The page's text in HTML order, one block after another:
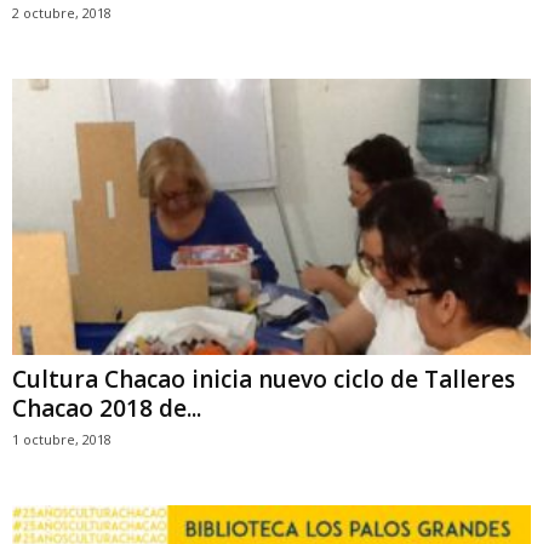
2 octubre, 2018
Cultura Chacao inicia nuevo ciclo de Talleres
Chacao 2018 de...
1 octubre, 2018